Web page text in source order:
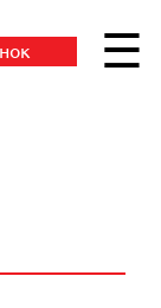
☰